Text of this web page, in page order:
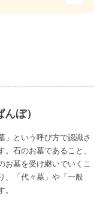
ぼ）
」という呼び方で認識さ
石のお墓であること、
お墓を受け継いでいくこ
、「代々墓」や「一般